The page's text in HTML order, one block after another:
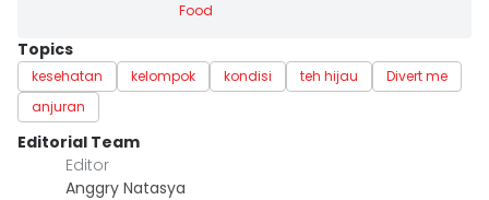
Food
Topics
kesehatan kelompok kondisi teh hijau
Divert me
anjuran
Editorial Team
Editor
Anggry Natasya